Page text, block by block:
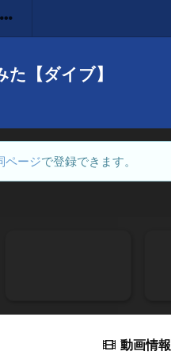
た【ダイブ】
ページで登録できます。
動画情報